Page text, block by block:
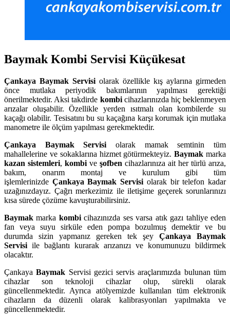
Baymak Kombi Servisi Küçükesat
Çankaya Baymak Servisi olarak özellikle kış aylarına girmeden
önce mutlaka periyodik bakımlarının yapılması gerektiği
önerilmektedir. Aksi takdirde kombicihazlarınızda hiç beklenmeyen
arızalar oluşabilir. Özellikle yerden ısıtmalı olan kombilerde su
kaçağı olabilir. Tesisatını bu su kaçağına karşı korumak için mutlaka
manometre ile ölçüm yapılması gerekmektedir.
Çankaya Baymak Servisiolarak mamak semtinin tüm
mahallelerine ve sokaklarına hizmet götürmekteyiz.Baymakmarka
kazan sistemleri, kombi ve şofben cihazlarınıza ait her türlü arıza,
bakım, onarım montaj ve kurulum gibi tüm
işlemlerinizde ÇankayaBaymak Servisi olarak bir telefon kadar
uzağınızdayız. Çağrı merkezimiz ile iletişime geçerek sorunlarınızı
kısa sürede çözüme kavuşturabilirsiniz.
Baymak marka kombicihazınızda ses varsa atık gazı tahliye eden
fan veya suyu sirküle eden pompa bozulmuş demektir ve bu
durumda sizin yapmanız gereken tek şey Çankaya Baymak
Servisi ile bağlantı kurarak arızanızı ve konumunuzu bildirmek
olacaktır.
ÇankayaBaymak Servisi gezici servis araçlarımızda bulunan tüm
cihazlar son teknoloji cihazlar olup, sürekli olarak
güncellenmektedir. Ayrıca atölyemizde kullanılan tüm elektronik
cihazların da düzenli olarak kalibrasyonları yapılmakta ve
güncellenmektedir.